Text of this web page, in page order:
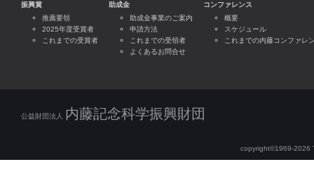
振興賞
推薦要領
2025年度受賞者
これまでの受賞者
助成金
助成金事業のご案内
申請方法
これまでの受領者
よくあるお問合せ
コンファレンス
概要
スケジュール
これまでの内藤コンファレ
公益財団法人 内藤記念科学振興財団
copyright©1969-2026